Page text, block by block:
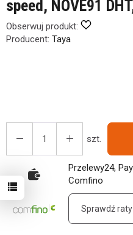
speed, NOVE91
Obserwuj produkt:
Producent: Taya
szt.
Przelewy24,
Comfino
Sprawdź raty